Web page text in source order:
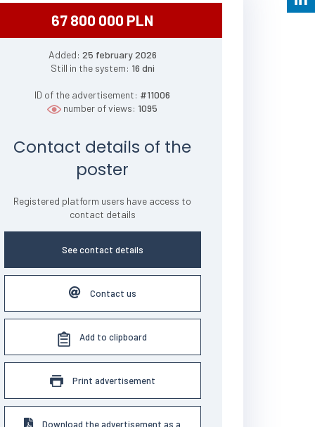
67 800 000 PLN
Added: 25 february 2026
Still in the system: 16 dni
ID of the advertisement: #11006
number of views: 1095
Contact details of the
poster
Registered platform users have access to
contact details
See contact details
Contact us
Add to clipboard
Print advertisement
Download the advertisement as a